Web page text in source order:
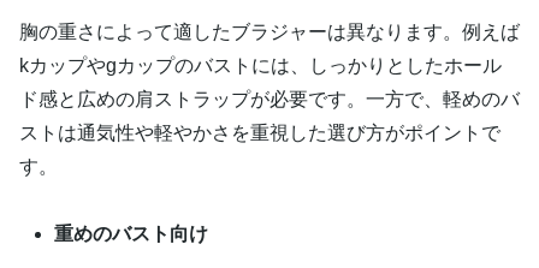
胸の重さによって適したブラジャーは異なります。例えば
kカップやgカップのバストには、しっかりとしたホール
ド感と広めの肩ストラップが必要です。一方で、軽めのバ
ストは通気性や軽やかさを重視した選び方がポイントで
す。
重めのバスト向け